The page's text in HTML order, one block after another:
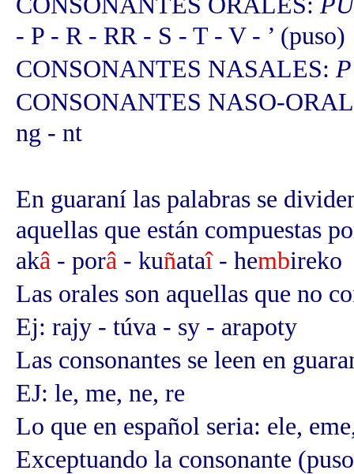
- P - R - RR - S - T - V - ’ (puso)
CONSONANTES NASALES:
CONSONANTES NASO-
ng - nt
En guaraní las palabras se
aquellas que están compuestas
akâ - porâ - kuñataî- hembireko
Las orales son aquellas que no
Ej: rajy - túva - sy - arapoty
Las consonantes se leen en
EJ: le, me, ne, re
Lo que en español seria: ele,
Exceptuando la consonante